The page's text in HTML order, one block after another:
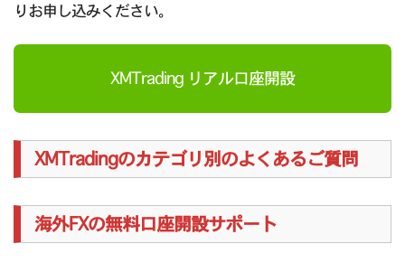
りお申し込みください。
XMTrading リアル口座開設
XMTradingのカテゴリ別のよくあるご質問
海外FXの無料口座開設サポート